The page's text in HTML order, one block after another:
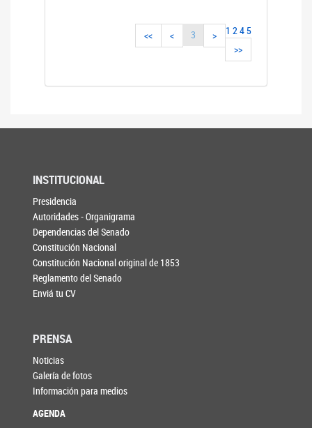
<< < 1 2
3 4 5
>
>>
INSTITUCIONAL
Presidencia
Autoridades - Organigrama
Dependencias del Senado
Constitución Nacional
Constitución Nacional original de 1853
Reglamento del Senado
Enviá tu CV
PRENSA
Noticias
Galería de fotos
Información para medios
AGENDA